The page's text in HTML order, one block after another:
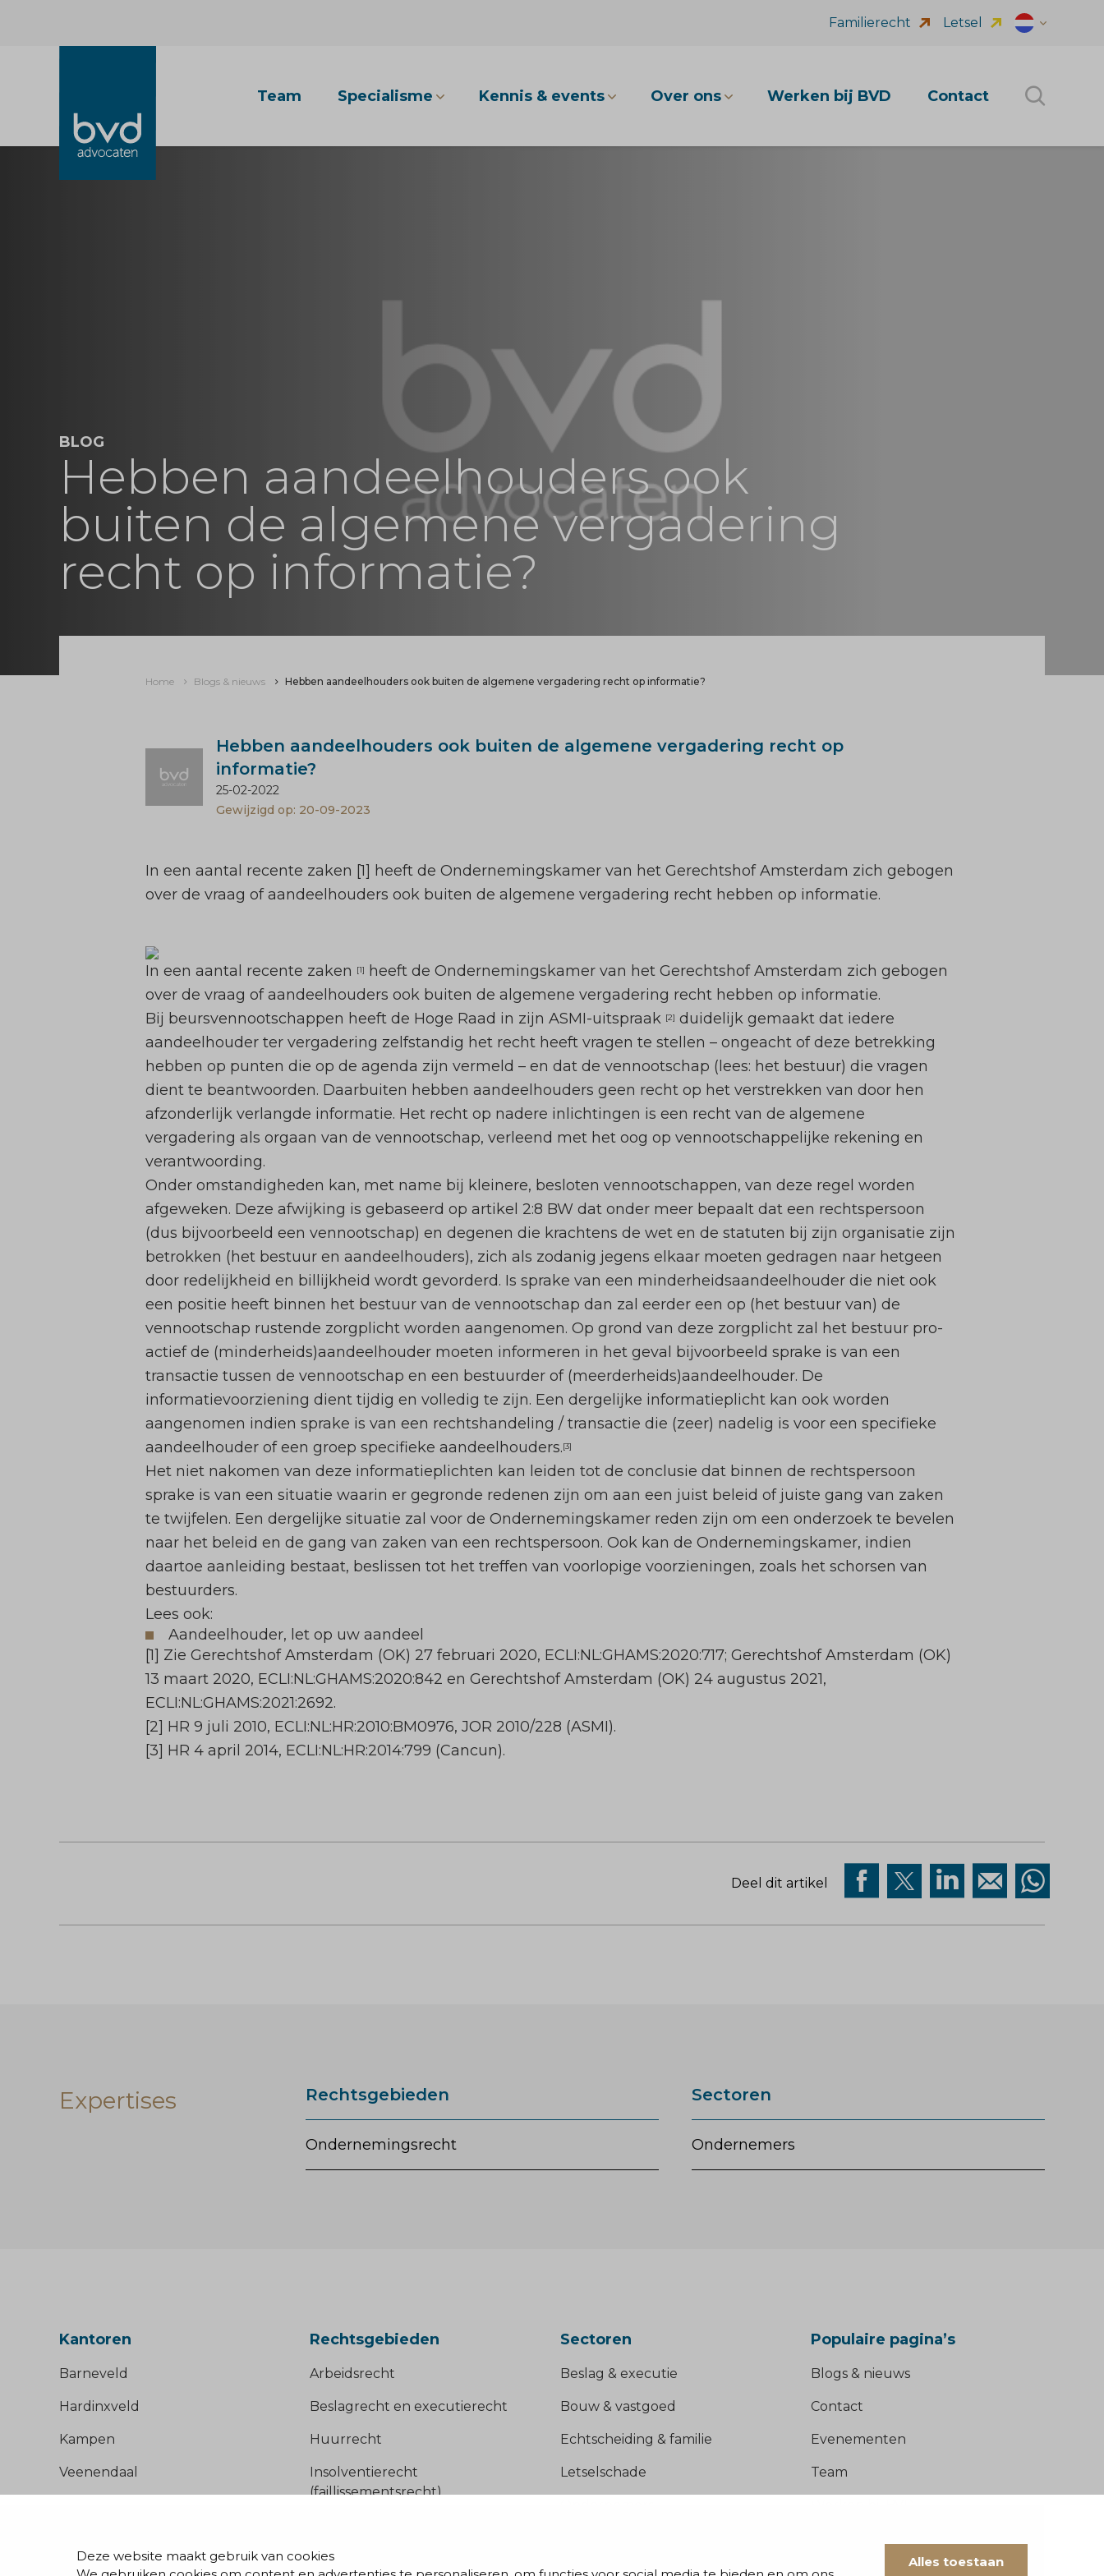
Deze website maakt gebruik van cookies
Alles toestaan
Team Specialisme Kennis & events Over ons Werken bij BVD Contact
Familierecht Letsel Dutch
BLOG
Hebben aandeelhouders ook
buiten de algemene vergadering
recht op informatie?
Home Blogs & nieuws Hebben aandeelhouders ook buiten de algemene vergadering recht op informatie?
Hebben aandeelhouders ook buiten de algemene vergadering recht op
informatie?
25-02-2022
Gewijzigd op: 20-09-2023
In een aantal recente zaken [1] heeft de Ondernemingskamer van het Gerechtshof Amsterdam zich gebogen
over de vraag of aandeelhouders ook buiten de algemene vergadering recht hebben op informatie.
In een aantal recente zaken [1]
heeft de Ondernemingskamer van het Gerechtshof Amsterdam zich gebogen
over de vraag of aandeelhouders ook buiten de algemene vergadering recht hebben op informatie.
Bij beursvennootschappen heeft de Hoge Raad in zijn ASMI-uitspraak [2] duidelijk gemaakt dat iedere
aandeelhouder ter vergadering zelfstandig het recht heeft vragen te stellen – ongeacht of deze betrekking
hebben op punten die op de agenda zijn vermeld – en dat de vennootschap (lees: het bestuur) die vragen
dient te beantwoorden. Daarbuiten hebben aandeelhouders geen recht op het verstrekken van door hen
afzonderlijk verlangde informatie. Het recht op nadere inlichtingen is een recht van de algemene
vergadering als orgaan van de vennootschap, verleend met het oog op vennootschappelijke rekening en
verantwoording.
Onder omstandigheden kan, met name bij kleinere, besloten vennootschappen, van deze regel worden
afgeweken. Deze afwijking is gebaseerd op artikel 2:8 BW dat onder meer bepaalt dat een rechtspersoon
(dus bijvoorbeeld een vennootschap) en degenen die krachtens de wet en de statuten bij zijn organisatie zijn
betrokken (het bestuur en aandeelhouders), zich als zodanig jegens elkaar moeten gedragen naar hetgeen
door redelijkheid en billijkheid wordt gevorderd. Is sprake van een minderheidsaandeelhouder die niet ook
een positie heeft binnen het bestuur van de vennootschap dan zal eerder een op (het bestuur van) de
vennootschap rustende zorgplicht worden aangenomen. Op grond van deze zorgplicht zal het bestuur pro-
actief de (minderheids)aandeelhouder moeten informeren in het geval bijvoorbeeld sprake is van een
transactie tussen de vennootschap en een bestuurder of (meerderheids)aandeelhouder. De
informatievoorziening dient tijdig en volledig te zijn. Een dergelijke informatieplicht kan ook worden
aangenomen indien sprake is van een rechtshandeling / transactie die (zeer) nadelig is voor een specifieke
aandeelhouder of een groep specifieke aandeelhouders.[3]
Het niet nakomen van deze informatieplichten kan leiden tot de conclusie dat binnen de rechtspersoon
sprake is van een situatie waarin er gegronde redenen zijn om aan een juist beleid of juiste gang van zaken
te twijfelen. Een dergelijke situatie zal voor de Ondernemingskamer reden zijn om een onderzoek te bevelen
naar het beleid en de gang van zaken van een rechtspersoon. Ook kan de Ondernemingskamer, indien
daartoe aanleiding bestaat, beslissen tot het treffen van voorlopige voorzieningen, zoals het schorsen van
bestuurders.
Lees ook:
Aandeelhouder, let op uw aandeel
[1] Zie Gerechtshof Amsterdam (OK) 27 februari 2020, ECLI:NL:GHAMS:2020:717; Gerechtshof Amsterdam (OK)
13 maart 2020, ECLI:NL:GHAMS:2020:842 en Gerechtshof Amsterdam (OK) 24 augustus 2021,
ECLI:NL:GHAMS:2021:2692.
[2] HR 9 juli 2010, ECLI:NL:HR:2010:BM0976, JOR 2010/228 (ASMI).
[3] HR 4 april 2014, ECLI:NL:HR:2014:799 (Cancun).
Deel dit artikel
Expertises Rechtsgebieden
Ondernemingsrecht
Sectoren
Ondernemers
Kantoren
Barneveld
Hardinxveld
Kampen
Veenendaal
Rechtsgebieden
Arbeidsrecht
Beslagrecht en executierecht
Huurrecht
Insolventierecht
(faillissementsrecht)
Onderwijsrecht
Sectoren
Beslag & executie
Bouw & vastgoed
Echtscheiding & familie
Letselschade
Retail
Populaire pagina’s
Blogs & nieuws
Contact
Evenementen
Team